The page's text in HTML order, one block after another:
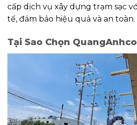
cấp dịch vụ xây dựng trạm sạc
tế, đảm bảo hiệu quả và an toàn.
Tại Sao Chọn